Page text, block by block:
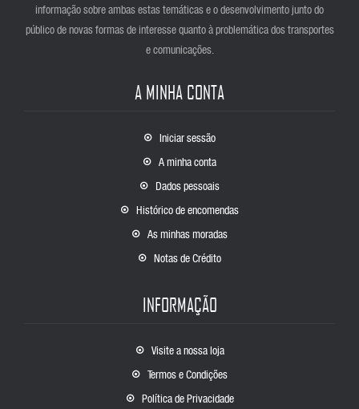
informação sobre ambas estas temáticas e o desenvolvimento junto do
público de novas formas de interesse quanto à problemática dos transportes
e comunicações.
A MINHA CONTA
Iniciar sessão
A minha conta
Dados pessoais
Histórico de encomendas
As minhas moradas
Notas de Crédito
INFORMAÇÃO
Visite a nossa loja
Termos e Condições
Política de Privacidade